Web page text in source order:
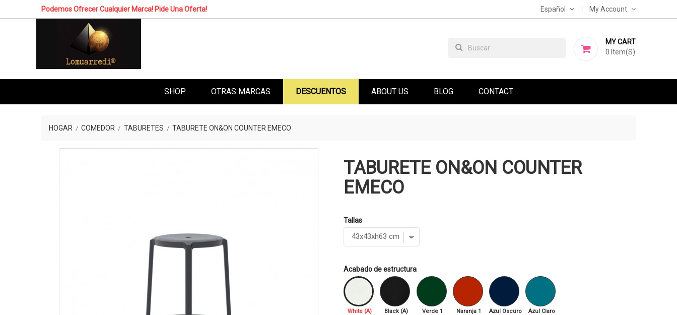
Podemos Ofrecer Cualquier Marca! Pide Una Oferta! Español My Account
MY CART
0 Item(s)
SHOP OTRAS MARCAS DESCUENTOS ABOUT US BLOG CONTACT
HOGAR COMEDOR TABURETES TABURETE ON&ON COUNTER EMECO
TABURETE ON&ON COUNTER
EMECO
Tallas
Acabado de estructura
White (A) Black (A) Verde 1 Naranja 1 Azul Oscuro Azul Claro